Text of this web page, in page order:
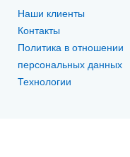
Наши клиенты
Контакты
Политика в отношении
персональных данных
Технологии